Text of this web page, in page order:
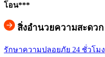
โอน***
สิ่งอำนวยความสะดวก
รักษาความปลอยภัย 24 ชั่วโมง